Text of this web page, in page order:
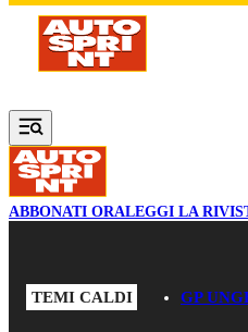
Vai al contenuto principale
ABBONATI ORALEGGI LA
TEMI CALDI GP